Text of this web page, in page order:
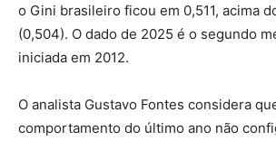
o Gini brasileiro ficou em 0,511, acima
(0,504). O dado de 2025 é o segundo
iniciada em 2012.
O analista Gustavo Fontes considera
comportamento do último ano não